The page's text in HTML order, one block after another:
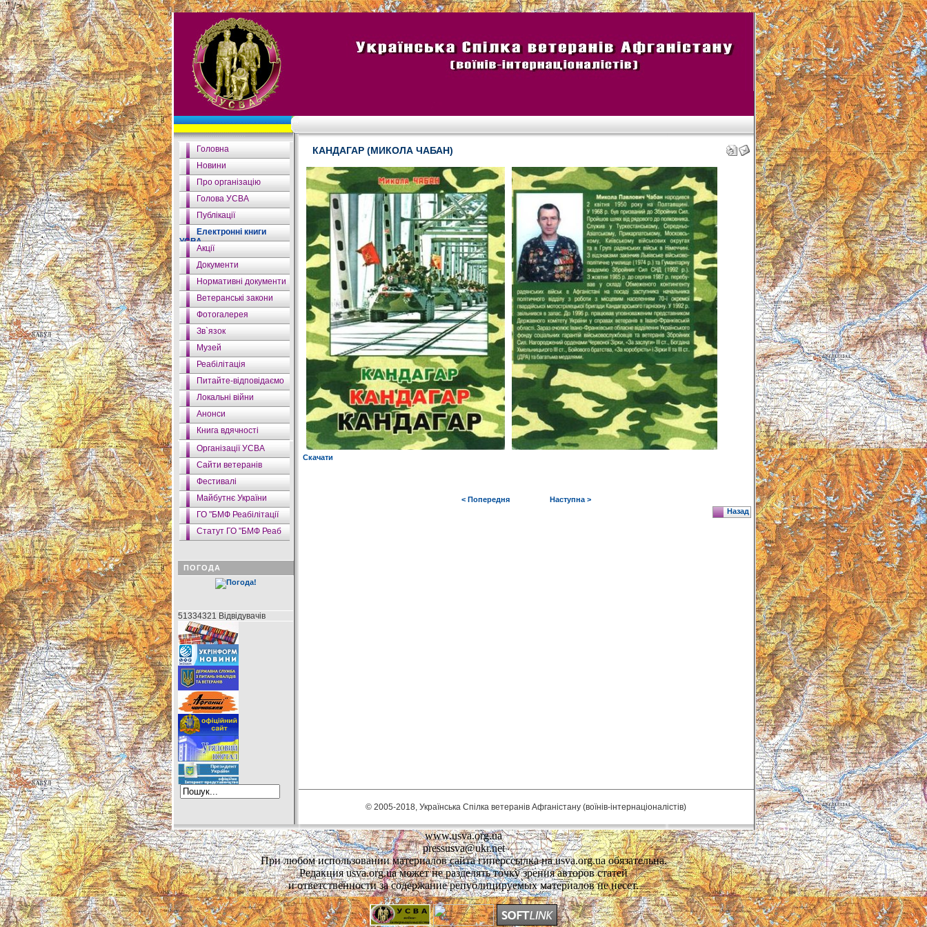
" />
Головна
Новини
Про організацію
Голова УСВА
Публікації
Електронні книги
УСВА
Акції
Документи
Нормативні документи
Ветеранські закони
Фотогалерея
Зв`язок
Музей
Реабілітація
Питайте-відповідаємо
Локальні війни
Анонси
Книга вдячності
Організації УСВА
Сайти ветеранів
Фестивалі
Майбутнє України
ГО "БМФ Реабілітації
Статут ГО "БМФ Реаб
ПОГОДА
51334321 Відвідувачів
КАНДАГАР (МИКОЛА ЧАБАН)
Скачати
< Попередня
Наступна >
Назад
© 2005-2018, Українська Спілка ветеранів Афганістану (воїнів-інтернаціоналістів)
www.usva.org.ua
pressusva@ukr.net
При любом использовании материалов сайта гиперссылка на usva.org.ua обязательна.
Редакция usva.org.ua может не разделять точку зрения авторов статей
и ответственности за содержание републицируемых материалов не несет.